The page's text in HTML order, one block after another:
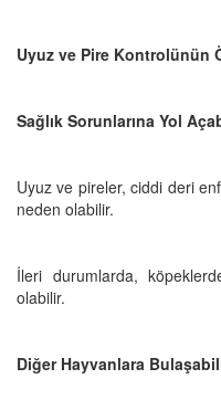
Uyuz ve Pire Kontrolünün
Sağlık Sorunlarına Yol
Uyuz ve pireler, ciddi deri
neden olabilir.
İleri durumlarda,
olabilir.
Diğer Hayvanlara